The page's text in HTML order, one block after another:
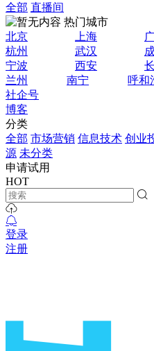
全部 直播间
热门城市
北京
上海
杭州
武汉
宁波
西安
兰州
南宁 呼和
社企号
博客
分类
全部 市场营销 信息技术 创业
源 未分类
申请试用
HOT
登录
注册